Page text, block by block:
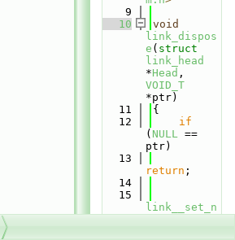
    9
   10
void
link_dispos
e ( struct
link_head
*Head
VOID_T
*ptr)
   11
{
   12
if
( NULL ==
ptr)
   13
return ;
   14
   15
link__set_n